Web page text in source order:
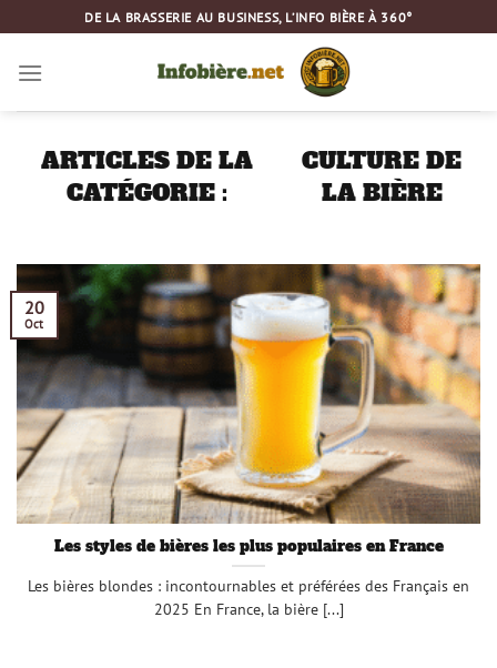
au
contenu
DE LA BRASSERIE AU BUSINESS, L’INFO BIÈRE À 360°
CULTURE DE
LA BIÈRE
Les styles de bières les plus populaires en France
Les bières blondes : incontournables et préférées des Français en
2025 En France, la bière [...]
20
Oct